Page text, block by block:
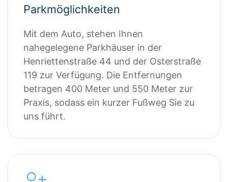
Parkmöglichkeiten
Mit dem Auto, stehen Ihnen
nahegelegene Parkhäuser in der
Henriettenstraße 44 und der Osterstraße
119 zur Verfügung. Die Entfernungen
betragen 400 Meter und 550 Meter zur
Praxis, sodass ein kurzer Fußweg Sie zu
uns führt.